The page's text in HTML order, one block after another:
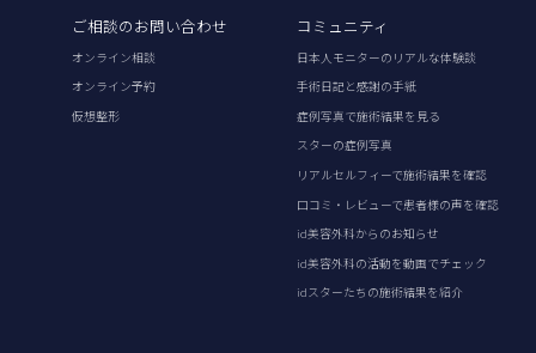
ご相談のお問い合わせ
オンライン相談
オンライン予約
仮想整形
コミュニティ
日本人モニターのリアルな体験談
手術日記と感謝の手紙
症例写真で施術結果を見る
スターの症例写真
リアルセルフィーで施術結果を確認
口コミ・レビューで患者様の声を確認
id美容外科からのお知らせ
id美容外科の活動を動画でチェック
idスターたちの施術結果を紹介